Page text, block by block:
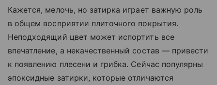
Кажется, мелочь, но затирка играет важную роль
в общем восприятии плиточного покрытия.
Неподходящий цвет может испортить все
впечатление, а некачественный состав — привести
к появлению плесени и грибка. Сейчас популярны
эпоксидные затирки, которые отличаются